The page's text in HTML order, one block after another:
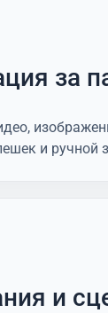
за
и ручной
и